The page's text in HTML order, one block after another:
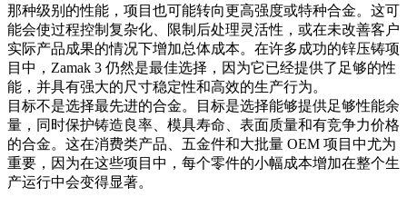
那种级别的性能，项目也可能转向更高强度或特种合金。这可
能会使过程控制复杂化、限制后处理灵活性，或在未改善客户
实际产品成果的情况下增加总体成本。在许多成功的锌压铸项
目中，Zamak 3 仍然是最佳选择，因为它已经提供了足够的性
能，并具有强大的尺寸稳定性和高效的生产行为。
目标不是选择最先进的合金。目标是选择能够提供足够性能余
量，同时保护铸造良率、模具寿命、表面质量和有竞争力价格
的合金。这在消费类产品、五金件和大批量 OEM 项目中尤为
重要，因为在这些项目中，每个零件的小幅成本增加在整个生
产运行中会变得显著。